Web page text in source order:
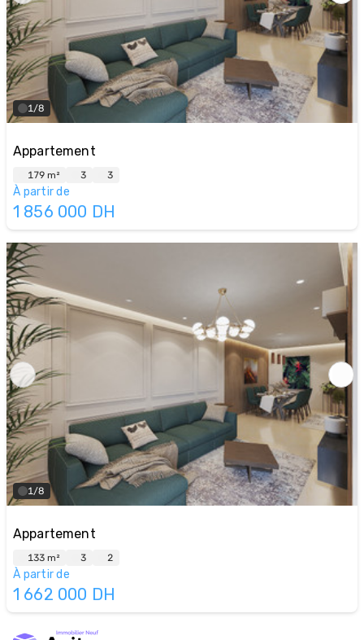
1/8
Appartement
179 m² 3 3
À partir de
1 856 000 DH
1/8
Appartement
133 m² 3 2
À partir de
1 662 000 DH